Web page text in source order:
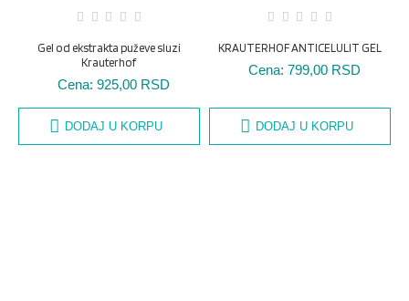
Gel od ekstrakta puževe sluzi
Krauterhof
Cena: 925,00 RSD
DODAJ U KORPU
KRAUTERHOF ANTICELULIT GEL
Cena: 799,00 RSD
DODAJ U KORPU